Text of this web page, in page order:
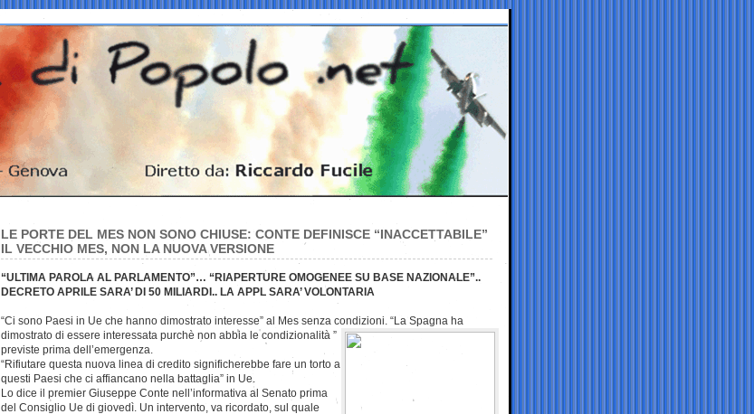
LE PORTE DEL MES NON SONO CHIUSE: CONTE DEFINISCE “INACCETTABILE”
IL VECCHIO MES, NON LA NUOVA VERSIONE
“ULTIMA PAROLA AL PARLAMENTO”… “RIAPERTURE OMOGENEE SU BASE NAZIONALE”..
DECRETO APRILE SARA’ DI 50 MILIARDI.. LA APPL SARA’ VOLONTARIA
“Ci sono Paesi in Ue che hanno dimostrato interesse” al Mes senza condizioni. “La Spagna ha
dimostrato di essere interessata purchè non abbia le condizionalità ”
previste prima dell’emergenza.
“Rifiutare questa nuova linea di credito significherebbe fare un torto a
questi Paesi che ci affiancano nella battaglia” in Ue.
Lo dice il premier Giuseppe Conte nell’informativa al Senato prima
del Consiglio Ue di giovedì. Un intervento, va ricordato, sul quale